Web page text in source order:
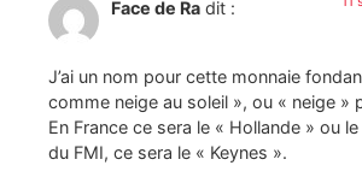
Face de Ra dit :
J’ai un nom pour cette monnaie
comme neige au soleil », ou « neige »
En France ce sera le « Hollande » ou
du FMI, ce sera le « Keynes ».